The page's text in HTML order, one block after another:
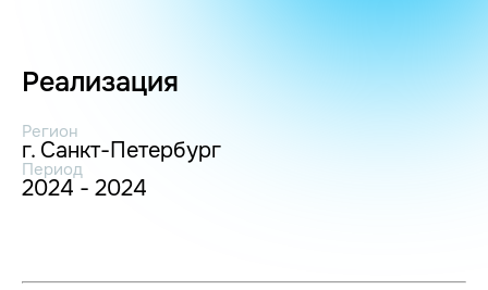
Реализация
Регион
г. Санкт-Петербург
Период
2024 - 2024